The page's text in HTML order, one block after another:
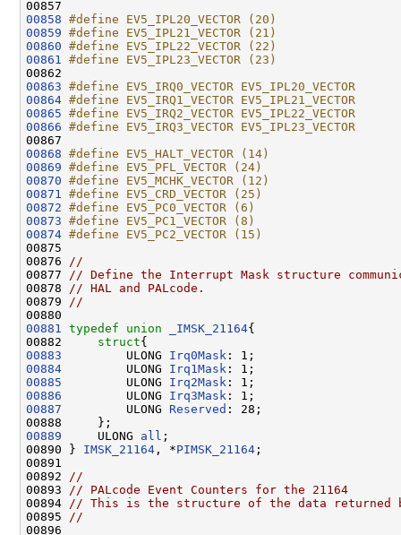
00858 #define EV5_IPL20_VECTOR (20)
00859 #define EV5_IPL21_VECTOR (21)
00860 #define EV5_IPL22_VECTOR (22)
00861
#define EV5_IPL23_VECTOR (23)
00862
00863 #define EV5_IRQ0_VECTOR EV5_IPL20_VECTOR
00864 #define EV5_IRQ1_VECTOR EV5_IPL21_VECTOR
00865 #define EV5_IRQ2_VECTOR EV5_IPL22_VECTOR
00866 #define EV5_IRQ3_VECTOR EV5_IPL23_VECTOR
00867
00868 #define EV5_HALT_VECTOR (14)
00869 #define EV5_PFL_VECTOR (24)
00870 #define EV5_MCHK_VECTOR (12)
00871
#define EV5_CRD_VECTOR (25)
00872 #define EV5_PC0_VECTOR (6)
00873 #define EV5_PC1_VECTOR (8)
00874 #define EV5_PC2_VECTOR (15)
00875
00876
//
00877
// Define the Interrupt Mask structure
00878
// HAL and PALcode.
00879
//
00881
typedef union _IMSK_21164{
00882 struct
00883
         ULONG
Irq0Mask
00884
         ULONG
Irq1Mask
00885
         ULONG
Irq2Mask
00886
         ULONG
Irq3Mask
00887
         ULONG
Reserved : 28;
00889
     ULONG
all ;
00890 } IMSK_21164 , *PIMSK_21164 ;
00891
00892
//
00893
// PALcode Event Counters for the 21164
00894
// This is the structure of the data returned
00895
//